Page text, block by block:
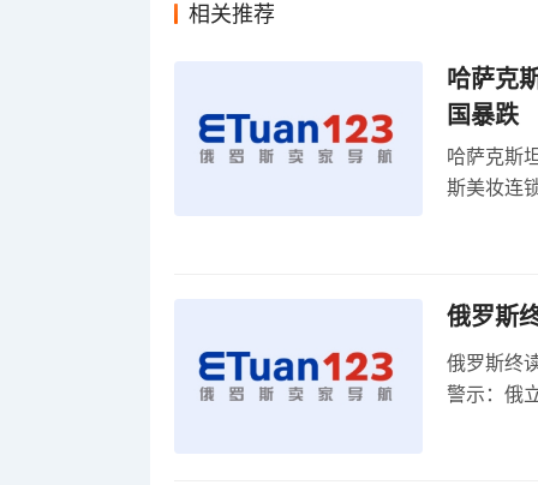
相关推荐
哈萨克
国暴跌
哈萨克斯
斯美妆连
俄罗斯
俄罗斯终
警示：俄